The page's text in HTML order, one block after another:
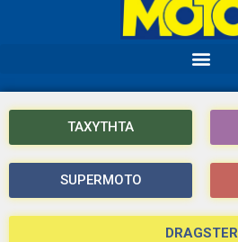
ΤΑΧΥΤΗΤΑ
SUPERMOTO
DRAGSTER